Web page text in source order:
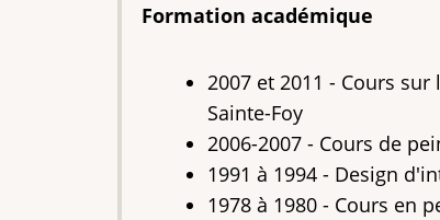
Formation académique
2007 et 2011 - Cours sur
Sainte-Foy
2006-2007 - Cours de
1991 à 1994 - Design
1978 à 1980 - Cours en